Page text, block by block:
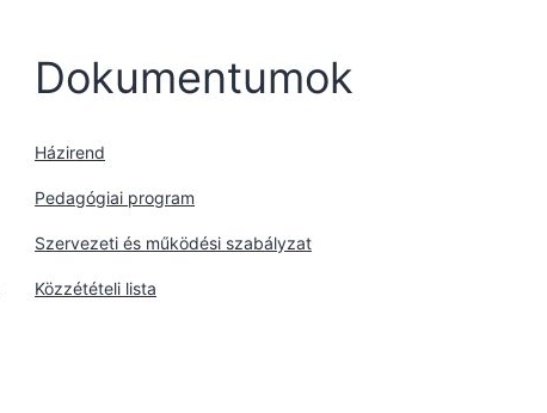
Dokumentumok
Házirend
Pedagógiai program
Szervezeti és működési szabályzat
Közzétételi lista